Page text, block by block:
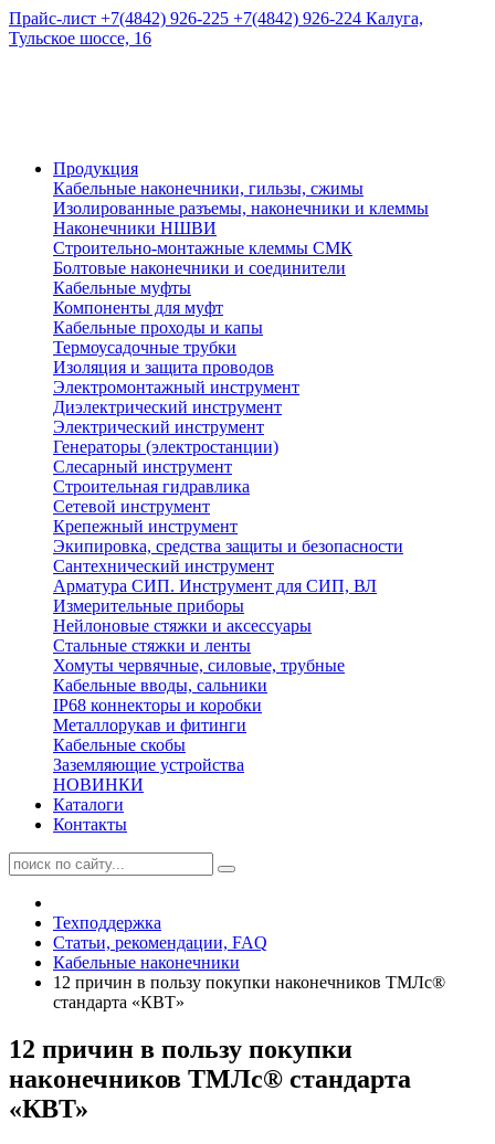
Прайс-лист +7(4842) 926-225 +7(4842) 926-224 Калуга,
Тульское шоссе, 16
Продукция
Кабельные наконечники, гильзы, сжимы
Изолированные разъемы, наконечники и клеммы
Наконечники НШВИ
Строительно-монтажные клеммы СМК
Болтовые наконечники и соединители
Кабельные муфты
Компоненты для муфт
Кабельные проходы и капы
Термоусадочные трубки
Изоляция и защита проводов
Электромонтажный инструмент
Диэлектрический инструмент
Электрический инструмент
Генераторы (электростанции)
Слесарный инструмент
Строительная гидравлика
Сетевой инструмент
Крепежный инструмент
Экипировка, средства защиты и безопасности
Сантехнический инструмент
Арматура СИП. Инструмент для СИП, ВЛ
Измерительные приборы
Нейлоновые стяжки и аксессуары
Стальные стяжки и ленты
Хомуты червячные, силовые, трубные
Кабельные вводы, сальники
IP68 коннекторы и коробки
Металлорукав и фитинги
Кабельные скобы
Заземляющие устройства
НОВИНКИ
Каталоги
Контакты
Техподдержка
Статьи, рекомендации, FAQ
Кабельные наконечники
12 причин в пользу покупки наконечников ТМЛс®
стандарта «КВТ»
12 причин в пользу покупки
наконечников ТМЛс® стандарта
«КВТ»